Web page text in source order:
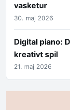
vasketur
30. maj 2026
Digital piano:
kreativt spil
21. maj 2026